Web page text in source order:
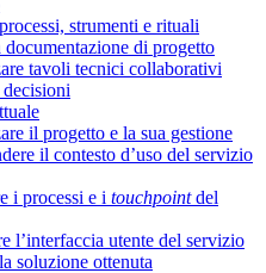
strumenti e rituali
di progetto
tavoli tecnici collaborativi
il progetto e la sua gestione
il contesto d’uso del servizio
i processi e i touchpointdel
l’interfaccia utente del servizio
soluzione ottenuta